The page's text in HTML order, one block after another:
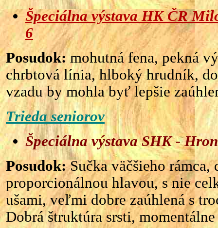
Špeciálna výstava HK ČR
6
Posudok: mohutná fena, pekná
chrbtová línia, hlboký hrudník,
vzadu by mohla byť lepšie
Trieda seniorov
Špeciálna výstava SHK -
Posudok:Sučka väčšieho rámca,
proporcionálnou hlavou, s nie
ušami, veľmi dobre zaúhlená s
Dobrá štruktúra srsti,